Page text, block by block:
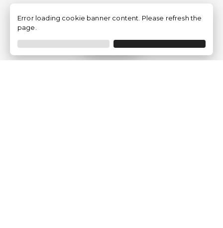
Filtro
Error loading cookie banner content. Please refresh the
page.